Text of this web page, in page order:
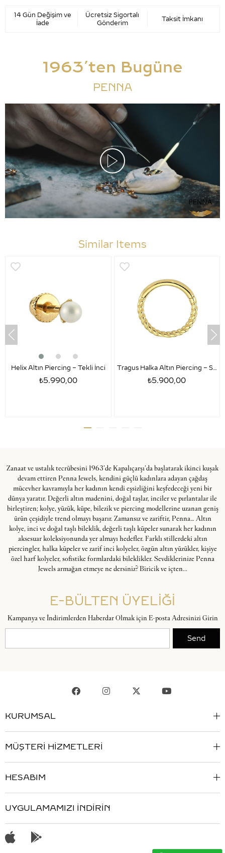
14 Gün Değişim ve
İade
Ücretsiz Sigortalı
Gönderim
Taksit İmkanı
1963’ten Bugüne
PENNA
Similar Items
Helix Altın Piercing – Tekli İnci
₺5.990,00
Tragus Halka Altın Piercing – Sezar
₺5.900,00
Zanaat ve ustalık tecrübesini 1963’de Kapalıçarşı’da başlatarak ikinci kuşak
devam ettiren Penna Jewels, kendini güçlü kadınlara adayan çağdaş
mücevher kavramıyla her kadının kendi eşsizliğini keşfedeceği yeni bir
dünya yaratır. Değerli altın madenini, doğal taşlar, inciler ve pırlantalar ile
birleştiren; kolye, yüzük, küpe, bilezik ve piercing modellerine uzanan geniş
ürün çeşidiyle trend olmayı başarır. Zamansız ve zariftir, Penna… Altın
kolye, inci ve doğal taşlı bileklik, değerli taşlı küpeler sunarak her kadının
aksesuar koleksiyonunda yer almayı hedefler. Farklı stillerdeki altın
piercingler, halka küpeler ve zarif inci kolyeler, özgün altın yüzükler, kişiye
özel harf kolyeler, sofistike formlardaki bileklikler. Sevdiklerinize Penna
Jewels armağan etmeye ne dersiniz? Biricik ve içten...
E-BÜLTEN ÜYELİĞİ
Kampanya ve İndirimlerden Haberdar Olmak için E-posta Adresinizi Girin
Send
KURUMSAL
MÜŞTERİ HİZMETLERİ
HESABIM
UYGULAMAMIZI İNDİRİN